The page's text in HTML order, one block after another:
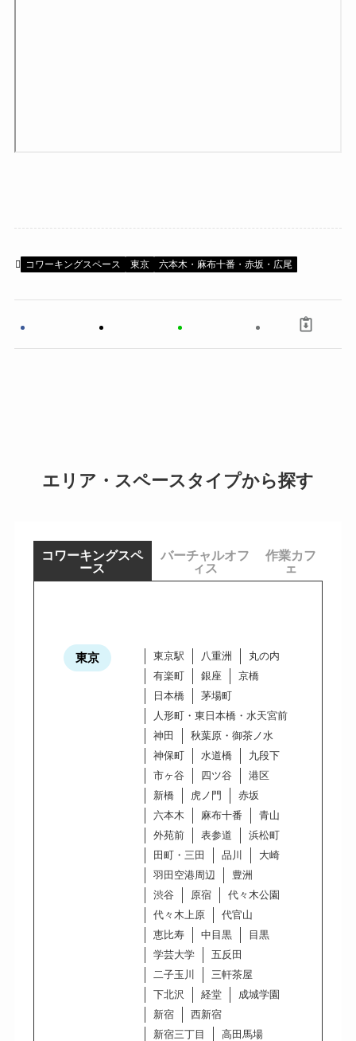
コワーキングスペース 東京 六本木・麻布十番・赤坂・広尾
エリア・スペースタイプから探す
コワーキングスペ
ース
バーチャルオフ
ィス
作業カフ
ェ
東京 東京駅 八重洲
丸の内
有楽町
銀座
京橋
日本橋
茅場町
人形町・東日本橋・水天宮前
神田
秋葉原・御茶ノ水
神保町
水道橋
九段下
市ヶ谷
四ツ谷
港区
新橋
虎ノ門
赤坂
六本木
麻布十番
青山
外苑前
表参道
浜松町
田町・三田
品川
大崎
羽田空港周辺
豊洲
渋谷
原宿
代々木公園
代々木上原
代官山
恵比寿
中目黒
目黒
学芸大学
五反田
二子玉川
三軒茶屋
下北沢
経堂
成城学園
新宿
西新宿
新宿三丁目
高田馬場